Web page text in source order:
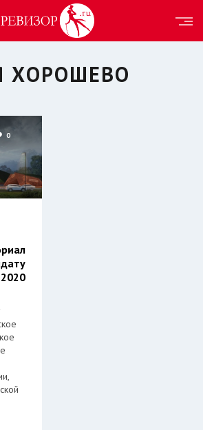
ХОРОШЕВО
0